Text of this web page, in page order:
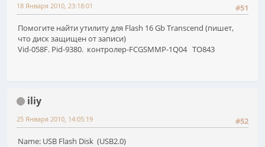
#51
18 Января 2010, 23:18:01
Помогите найти утилиту для Flash 16 Gb Transcend (пишет,
что диск защищен от записи)
Vid-058F. Pid-9380. контролер-FCGSMMP-1Q04 TO843
iliy
#52
25 Января 2010, 14:05:19
Name: USB Flash Disk (USB2.0)